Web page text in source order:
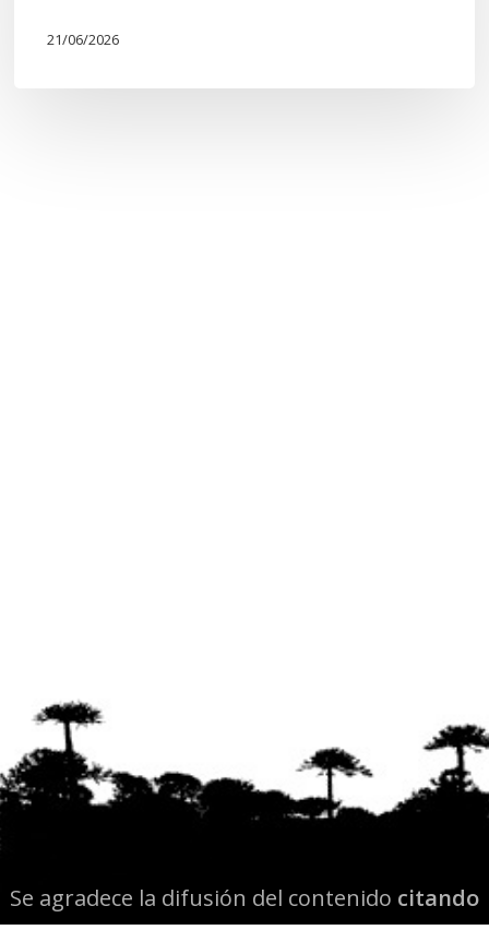
21/06/2026
Se agradece la difusión del contenido citando